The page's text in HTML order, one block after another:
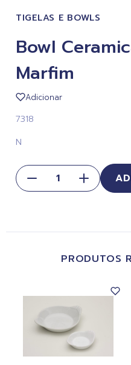
TIGELAS E BOWLS
Bowl
Marfim
Adicionar
7318
N
PRODUTOS